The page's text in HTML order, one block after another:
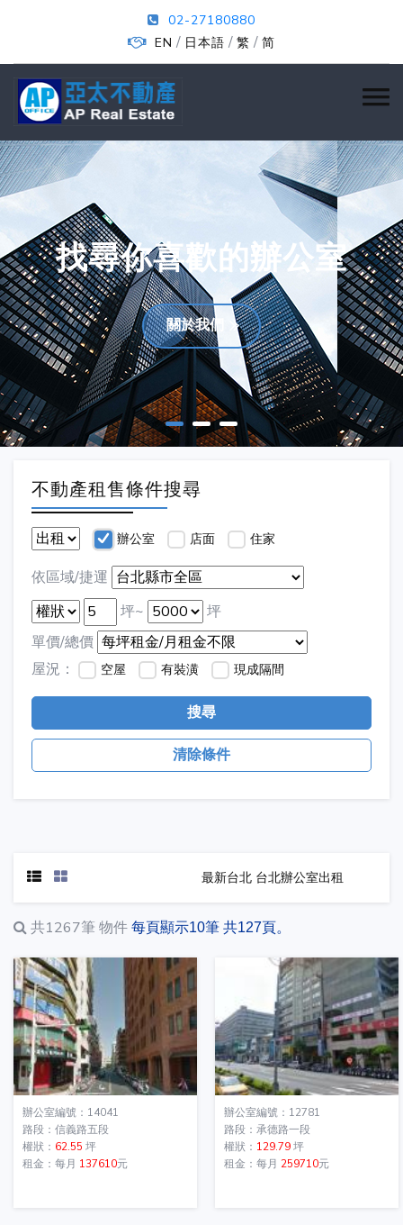
02-27180880
EN / 日本語 / 繁 / 简
找尋你喜歡的辦公室
關於我們
不動產租售條件搜尋
辦公室 店面 住家
依區域/捷運
坪~
坪
單價/總價
屋況：
空屋 有裝潢 現成隔間
搜尋
清除條件
最新台北 台北辦公室出租
共1267筆 物件 每頁顯示10筆 共127頁。
辦公室編號：14041
路段：信義路五段
權狀： 62.55 坪
租金：每月 137610元
辦公室編號：12781
路段：承德路一段
權狀： 129.79坪
租金：每月 259710元